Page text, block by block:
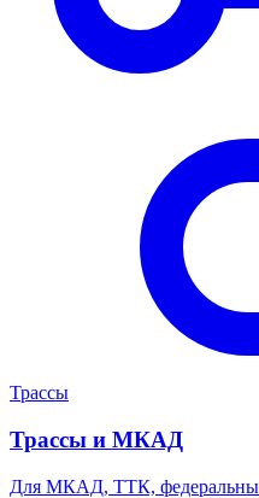
Трассы
Трассы и МКАД
Для МКАД, ТТК, федеральных